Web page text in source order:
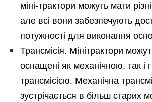
міні-трактори можуть мати
але всі вони забезпечують
потужності для виконання
Трансмісія. Мінітрактори
оснащені як механічною, так і
трансмісією. Механічна
зустрічається в більш старих